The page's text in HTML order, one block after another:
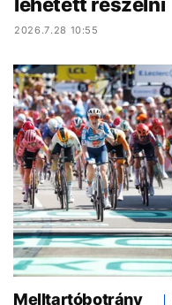
lehetett reszelni
2026.7.28 10:55
Melltartóbotrány